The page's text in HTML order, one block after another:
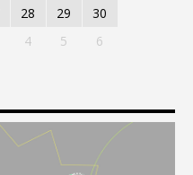
28 29
30
4 5 6